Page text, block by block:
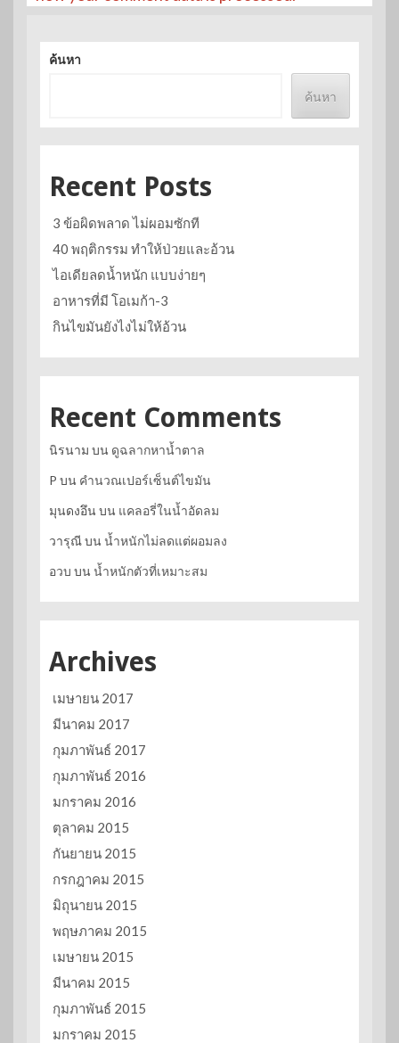
ค้นหา
ค้นหา
Recent Posts
3 ข้อผิดพลาด ไม่ผอมซักที
40 พฤติกรรม ทำให้ป่วยและอ้วน
ไอเดียลดน้ำหนัก แบบง่ายๆ
อาหารที่มี โอเมก้า-3
กินไขมันยังไงไม่ให้อ้วน
Recent Comments
นิรนาม บน ดูฉลากหาน้ำตาล
P บน คำนวณเปอร์เซ็นต์ไขมัน
มุนดงอึน บน แคลอรี่ในน้ำอัดลม
วารุณีบน น้ำหนักไม่ลดแต่ผอมลง
อวบ บน น้ำหนักตัวที่เหมาะสม
Archives
เมษายน 2017
มีนาคม 2017
กุมภาพันธ์ 2017
กุมภาพันธ์ 2016
มกราคม 2016
ตุลาคม 2015
กันยายน 2015
กรกฎาคม 2015
มิถุนายน 2015
พฤษภาคม 2015
เมษายน 2015
มีนาคม 2015
กุมภาพันธ์ 2015
มกราคม 2015